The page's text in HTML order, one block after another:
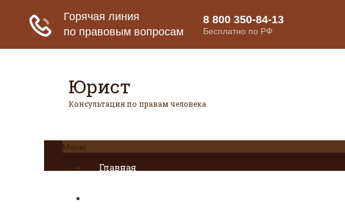
Юрист
Консультация по правам человека
Меню
Главная